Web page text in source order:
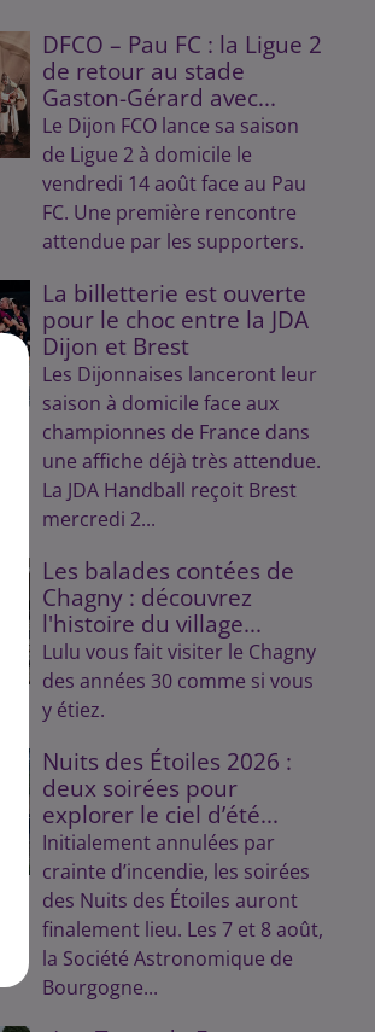
DFCO – Pau FC : la Ligue 2
de retour au stade
Gaston-Gérard avec...
Le Dijon FCO lance sa saison
de Ligue 2 à domicile le
vendredi 14 août face au Pau
FC. Une première rencontre
attendue par les supporters.
La billetterie est ouverte
pour le choc entre la JDA
Dijon et Brest
Les Dijonnaises lanceront leur
saison à domicile face aux
championnes de France dans
une affiche déjà très attendue.
La JDA Handball reçoit Brest
mercredi 2...
Les balades contées de
Chagny : découvrez
l'histoire du village...
Lulu vous fait visiter le Chagny
des années 30 comme si vous
y étiez.
Nuits des Étoiles 2026 :
deux soirées pour
explorer le ciel d’été...
Initialement annulées par
crainte d’incendie, les soirées
des Nuits des Étoiles auront
finalement lieu. Les 7 et 8 août,
la Société Astronomique de
Bourgogne...